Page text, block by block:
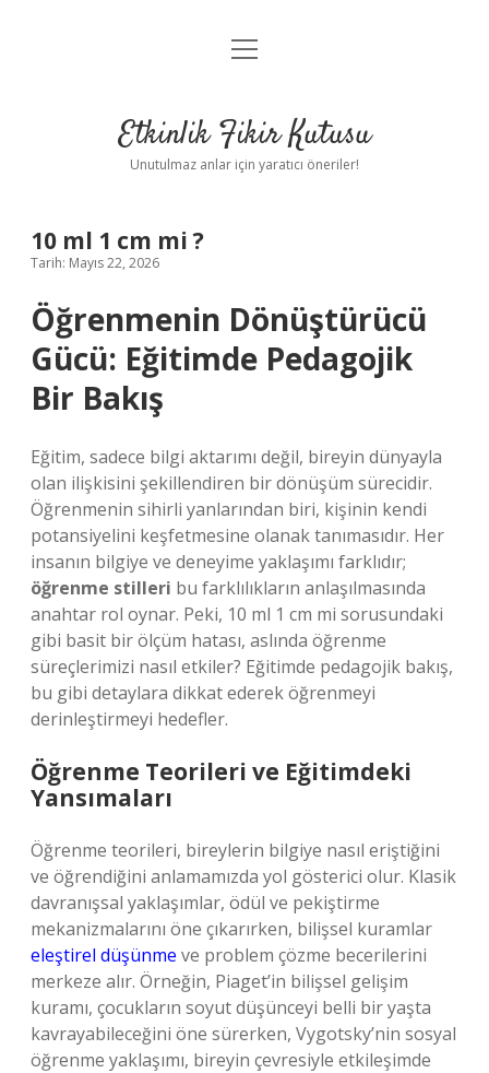
Anasayfa
Yasal Uyarı
menüyü
Etkinlik Fikir Kutusu
Unutulmaz anlar için yaratıcı öneriler!
10 ml 1 cm mi ?
Tarih: Mayıs 22, 2026
Öğrenmenin Dönüştürücü
Gücü: Eğitimde Pedagojik
Bir Bakış
Eğitim, sadece bilgi aktarımı değil, bireyin dünyayla
olan ilişkisini şekillendiren bir dönüşüm sürecidir.
Öğrenmenin sihirli yanlarından biri, kişinin kendi
potansiyelini keşfetmesine olanak tanımasıdır. Her
insanın bilgiye ve deneyime yaklaşımı farklıdır;
öğrenme stilleri bu farklılıkların anlaşılmasında
anahtar rol oynar. Peki, 10 ml 1 cm mi sorusundaki
gibi basit bir ölçüm hatası, aslında öğrenme
süreçlerimizi nasıl etkiler? Eğitimde pedagojik bakış,
bu gibi detaylara dikkat ederek öğrenmeyi
derinleştirmeyi hedefler.
Öğrenme Teorileri ve Eğitimdeki
Yansımaları
Öğrenme teorileri, bireylerin bilgiye nasıl eriştiğini
ve öğrendiğini anlamamızda yol gösterici olur. Klasik
davranışsal yaklaşımlar, ödül ve pekiştirme
mekanizmalarını öne çıkarırken, bilişsel kuramlar
eleştirel düşünme ve problem çözme becerilerini
merkeze alır. Örneğin, Piaget’in bilişsel gelişim
kuramı, çocukların soyut düşünceyi belli bir yaşta
kavrayabileceğini öne sürerken, Vygotsky’nin sosyal
öğrenme yaklaşımı, bireyin çevresiyle etkileşimde